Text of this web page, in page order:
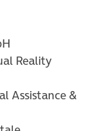
Reality
Assistance &